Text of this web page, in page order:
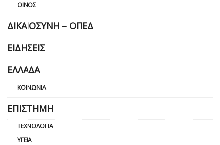
ΟΊΝΟΣ
ΔΙΚΑΙΟΣΎΝΗ – ΟΠΕΔ
ΕΙΔΉΣΕΙΣ
ΕΛΛΆΔΑ
ΚΟΙΝΩΝΊΑ
ΕΠΙΣΤΉΜΗ
ΤΕΧΝΟΛΟΓΊΑ
ΥΓΕΊΑ